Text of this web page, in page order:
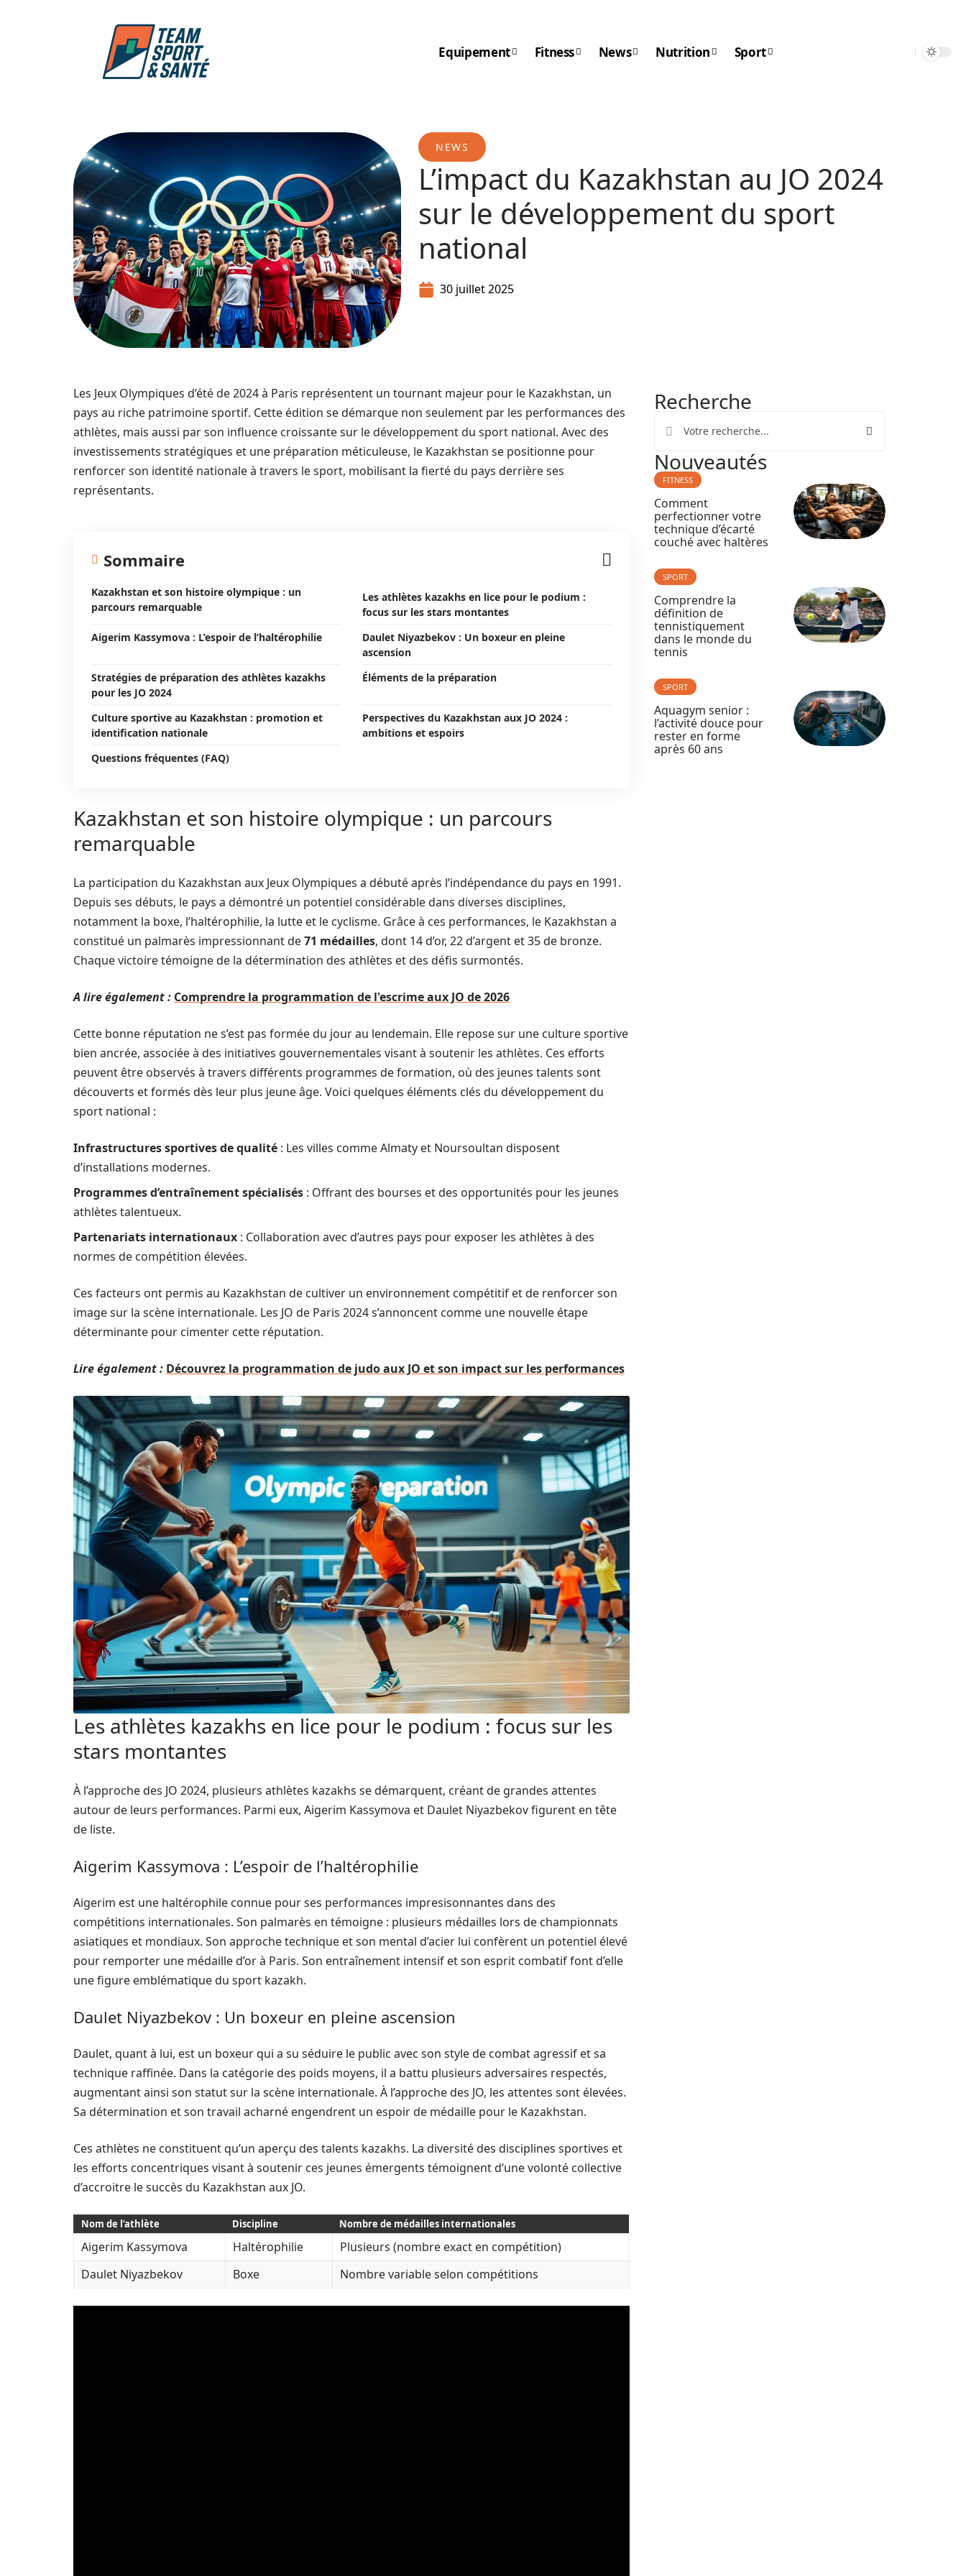
Equipement Fitness News Nutrition Sport
NEWS
L’impact du Kazakhstan au JO 2024
sur le développement du sport
national
30 juillet 2025
Les Jeux Olympiques d’été de 2024 à Paris représentent un tournant majeur pour le Kazakhstan, un
pays au riche patrimoine sportif. Cette édition se démarque non seulement par les performances des
athlètes, mais aussi par son influence croissante sur le développement du sport national. Avec des
investissements stratégiques et une préparation méticuleuse, le Kazakhstan se positionne pour
renforcer son identité nationale à travers le sport, mobilisant la fierté du pays derrière ses
représentants.
Sommaire
Kazakhstan et son histoire olympique : un
parcours remarquable
Les athlètes kazakhs en lice pour le podium :
focus sur les stars montantes
Aigerim Kassymova : L’espoir de l’haltérophilie
Daulet Niyazbekov : Un boxeur en pleine
ascension
Stratégies de préparation des athlètes kazakhs
pour les JO 2024
Éléments de la préparation
Culture sportive au Kazakhstan : promotion et
identification nationale
Perspectives du Kazakhstan aux JO 2024 :
ambitions et espoirs
Questions fréquentes (FAQ)
Kazakhstan et son histoire olympique : un parcours
remarquable
La participation du Kazakhstan aux Jeux Olympiques a débuté après l’indépendance du pays en 1991.
Depuis ses débuts, le pays a démontré un potentiel considérable dans diverses disciplines,
notamment la boxe, l’haltérophilie, la lutte et le cyclisme. Grâce à ces performances, le Kazakhstan a
constitué un palmarès impressionnant de71 médailles, dont 14 d’or, 22 d’argent et 35 de bronze.
Chaque victoire témoigne de la détermination des athlètes et des défis surmontés.
A lire également : Comprendre la programmation de l'escrime aux JO de 2026
Cette bonne réputation ne s’est pas formée du jour au lendemain. Elle repose sur une culture sportive
bien ancrée, associée à des initiatives gouvernementales visant à soutenir les athlètes. Ces efforts
peuvent être observés à travers différents programmes de formation, où des jeunes talents sont
découverts et formés dès leur plus jeune âge. Voici quelques éléments clés du développement du
sport national :
Infrastructures sportives de qualité : Les villes comme Almaty et Noursoultan disposent
d’installations modernes.
Programmes d’entraînement spécialisés : Offrant des bourses et des opportunités pour les jeunes
athlètes talentueux.
Partenariats internationaux : Collaboration avec d’autres pays pour exposer les athlètes à des
normes de compétition élevées.
Ces facteurs ont permis au Kazakhstan de cultiver un environnement compétitif et de renforcer son
image sur la scène internationale. Les JO de Paris 2024 s’annoncent comme une nouvelle étape
déterminante pour cimenter cette réputation.
Lire également : Découvrez la programmation de judo aux JO et son impact sur les performances
Les athlètes kazakhs en lice pour le podium : focus sur les
stars montantes
À l’approche des JO 2024, plusieurs athlètes kazakhs se démarquent, créant de grandes attentes
autour de leurs performances. Parmi eux, Aigerim Kassymova et Daulet Niyazbekov figurent en tête
de liste.
Aigerim Kassymova : L’espoir de l’haltérophilie
Aigerim est une haltérophile connue pour ses performances impresisonnantes dans des
compétitions internationales. Son palmarès en témoigne : plusieurs médailles lors de championnats
asiatiques et mondiaux. Son approche technique et son mental d’acier lui confèrent un potentiel élevé
pour remporter une médaille d’or à Paris. Son entraînement intensif et son esprit combatif font d’elle
une figure emblématique du sport kazakh.
Daulet Niyazbekov : Un boxeur en pleine ascension
Daulet, quant à lui, est un boxeur qui a su séduire le public avec son style de combat agressif et sa
technique raffinée. Dans la catégorie des poids moyens, il a battu plusieurs adversaires respectés,
augmentant ainsi son statut sur la scène internationale. À l’approche des JO, les attentes sont élevées.
Sa détermination et son travail acharné engendrent un espoir de médaille pour le Kazakhstan.
Ces athlètes ne constituent qu’un aperçu des talents kazakhs. La diversité des disciplines sportives et
les efforts concentriques visant à soutenir ces jeunes émergents témoignent d’une volonté collective
d’accroitre le succès du Kazakhstan aux JO.
Nom de l’athlète Discipline Nombre de médailles internationales
Aigerim Kassymova Haltérophilie
Plusieurs (nombre exact en compétition)
Daulet Niyazbekov
Boxe Nombre variable selon compétitions
Recherche
Nouveautés
FITNESS
Comment
perfectionner votre
technique d’écarté
couché avec haltères
SPORT
Comprendre la
définition de
tennistiquement
dans le monde du
tennis
SPORT
Aquagym senior :
l’activité douce pour
rester en forme
après 60 ans